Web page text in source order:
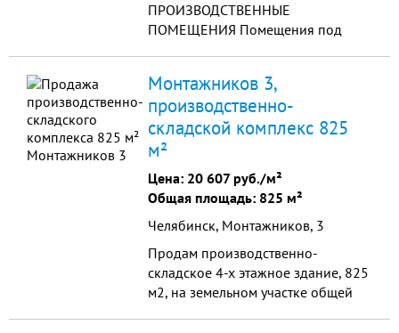
ПРОИЗВОДСТВЕННЫЕ
ПОМЕЩЕНИЯ Помещения под
517м2, станция техобслуживания —
2000м2, столяр
Монтажников 3,
производственно-
складской комплекс 825
м²
Цена: 20 607 руб./м²
Общая площадь: 825 м²
Челябинск, Монтажников, 3
Продам производственно-
складское 4-х этажное здание, 825
м2, на земельном участке общей